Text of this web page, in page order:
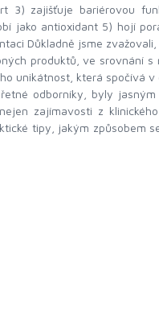
3) zajišťuje bariérovou
jako antioxidant 5) hojí
Důkladně jsme
produktů, ve srovnání
unikátnost, která spočívá
odborníky, byly
zajímavosti z
tipy, jakým způsobem